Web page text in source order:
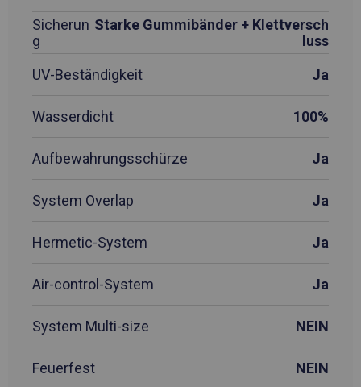
Sicherun
g
Starke Gummibänder + Klettversch
luss
UV-Beständigkeit
Ja
Wasserdicht 100%
Aufbewahrungsschürze Ja
System Overlap Ja
Hermetic-System Ja
Air-control-System Ja
System Multi-size NEIN
Feuerfest NEIN